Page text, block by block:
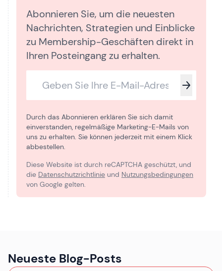
Abonnieren Sie, um die neuesten
Nachrichten, Strategien und Einblicke
zu Membership-Geschäften direkt in
Ihren Posteingang zu erhalten.
Durch das Abonnieren erklären Sie sich damit
einverstanden, regelmäßige Marketing-E-Mails von
uns zu erhalten. Sie können jederzeit mit einem Klick
abbestellen.
Diese Website ist durch reCAPTCHA geschützt, und
die Datenschutzrichtlinie und Nutzungsbedingungen
von Google gelten.
Neueste Blog-Posts